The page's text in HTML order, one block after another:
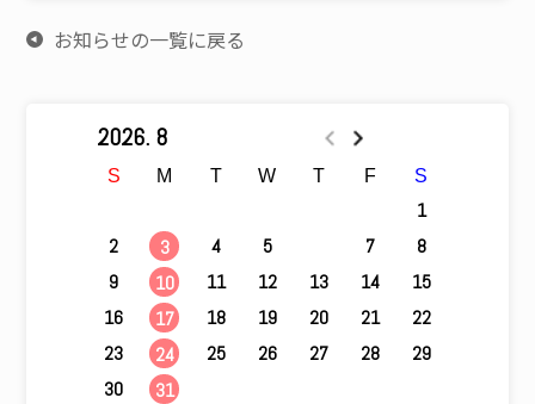
お知らせの一覧に戻る
2026. 8
S M T W T F S
1
2
3 4 5 7
8
9
10 11 12 13 14
15
16
17 18 19 20 21
22
23
24 25 26 27 28
29
30
31